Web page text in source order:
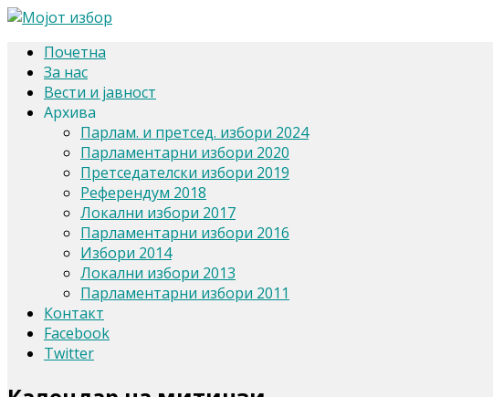
Почетна
За нас
Вести и јавност
Архива
Парлам. и претсед. избори 2024
Парламентарни избори 2020
Претседателски избори 2019
Референдум 2018
Локални избори 2017
Парламентарни избори 2016
Избори 2014
Локални избори 2013
Парламентарни избори 2011
Контакт
Facebook
Twitter